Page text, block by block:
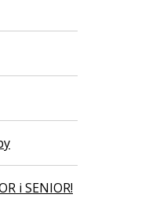
i SENIOR!